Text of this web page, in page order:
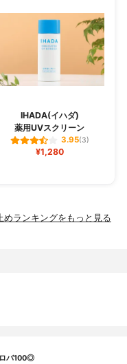
IHADA(イハダ)
薬用UVスクリーン
3.95(3)
¥1,280
めランキングをもっと見る
バ100◎